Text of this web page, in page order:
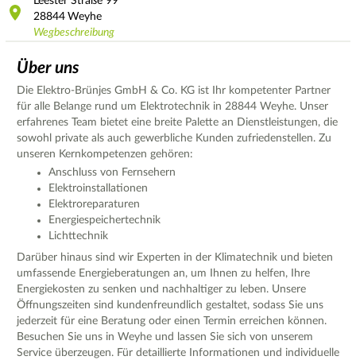
28844 Weyhe
Wegbeschreibung
Über uns
Die Elektro-Brünjes GmbH & Co. KG ist Ihr kompetenter Partner
für alle Belange rund um Elektrotechnik in 28844 Weyhe. Unser
erfahrenes Team bietet eine breite Palette an Dienstleistungen, die
sowohl private als auch gewerbliche Kunden zufriedenstellen. Zu
unseren Kernkompetenzen gehören:
Anschluss von Fernsehern
Elektroinstallationen
Elektroreparaturen
Energiespeichertechnik
Lichttechnik
Darüber hinaus sind wir Experten in der Klimatechnik und bieten
umfassende Energieberatungen an, um Ihnen zu helfen, Ihre
Energiekosten zu senken und nachhaltiger zu leben. Unsere
Öffnungszeiten sind kundenfreundlich gestaltet, sodass Sie uns
jederzeit für eine Beratung oder einen Termin erreichen können.
Besuchen Sie uns in Weyhe und lassen Sie sich von unserem
Service überzeugen. Für detaillierte Informationen und individuelle